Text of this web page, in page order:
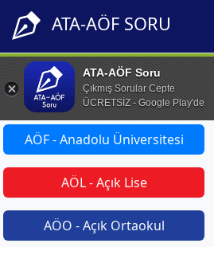
ATA-AÖF SORU
ATA-AÖF Soru
Çıkmış Sorular Cepte
ÜCRETSİZ - Google Play'de
AÖF - Anadolu Üniversitesi
AÖL - Açık Lise
AÖO - Açık Ortaokul